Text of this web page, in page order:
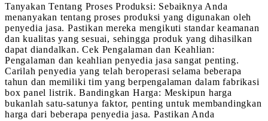
Tanyakan Tentang Proses Produksi: Sebaiknya Anda
menanyakan tentang proses produksi yang digunakan oleh
penyedia jasa. Pastikan mereka mengikuti standar keamanan
dan kualitas yang sesuai, sehingga produk yang dihasilkan
dapat diandalkan. Cek Pengalaman dan Keahlian:
Pengalaman dan keahlian penyedia jasa sangat penting.
Carilah penyedia yang telah beroperasi selama beberapa
tahun dan memiliki tim yang berpengalaman dalam fabrikasi
box panel listrik. Bandingkan Harga: Meskipun harga
bukanlah satu-satunya faktor, penting untuk membandingkan
harga dari beberapa penyedia jasa. Pastikan Anda